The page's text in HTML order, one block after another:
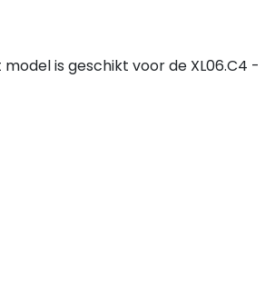
is geschikt voor de XL06.C4 -